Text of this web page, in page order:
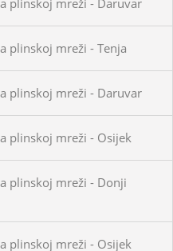
plinskoj mreži - Tenja
plinskoj mreži - Daruvar
plinskoj mreži - Osijek
plinskoj mreži - Donji
plinskoj mreži - Osijek